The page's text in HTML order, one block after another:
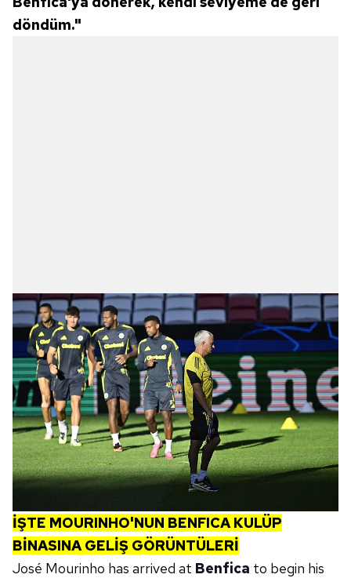
döndüm."
İŞTE MOURINHO'NUN BENFICA KULÜP
BİNASINA GELİŞ GÖRÜNTÜLERİ
José Mourinho has arrived at Benfica to begin his